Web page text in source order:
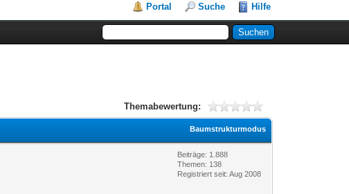
Portal Suche Hilfe
Themabewertung:
Baumstrukturmodus
Beiträge: 1.888
Themen: 138
Registriert seit: Aug 2008